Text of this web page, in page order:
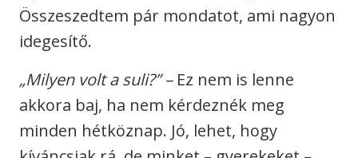
Összeszedtem pár mondatot, ami nagyon
idegesítő.
„Milyen volt a suli?” – Ez nem is lenne
akkora baj, ha nem kérdeznék meg
minden hétköznap. Jó, lehet, hogy